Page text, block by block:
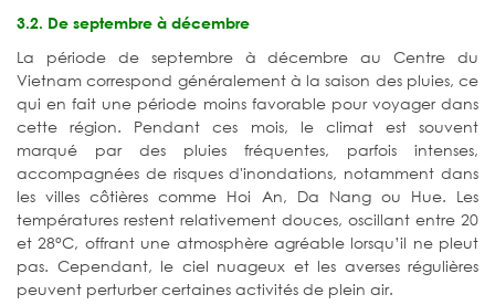
3.2. De septembre à décembre
La période de septembre à décembre au Centre du
Vietnam correspond généralement à la saison des pluies, ce
qui en fait une période moins favorable pour voyager dans
cette région. Pendant ces mois, le climat est souvent
marqué par des pluies fréquentes, parfois intenses,
accompagnées de risques d'inondations, notamment dans
les villes côtières comme Hoi An, Da Nang ou Hue. Les
températures restent relativement douces, oscillant entre 20
et 28°C, offrant une atmosphère agréable lorsqu’il ne pleut
pas. Cependant, le ciel nuageux et les averses régulières
peuvent perturber certaines activités de plein air.